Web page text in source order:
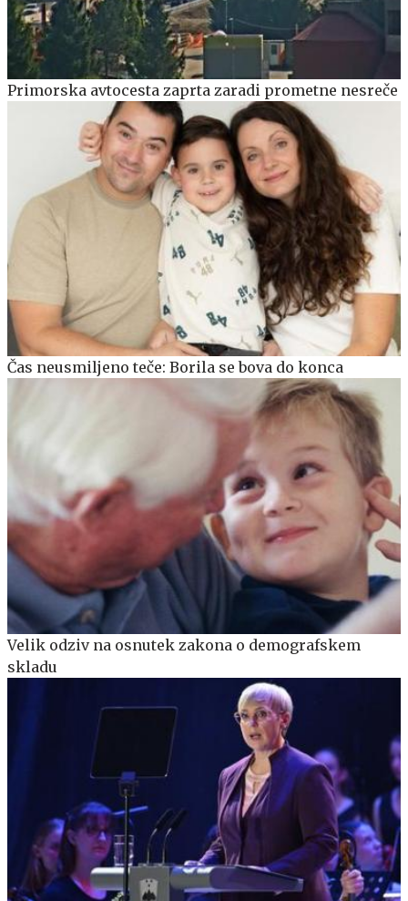
Primorska avtocesta zaprta zaradi prometne nesreče
Čas neusmiljeno teče: Borila se bova do konca
Velik odziv na osnutek zakona o demografskem
skladu